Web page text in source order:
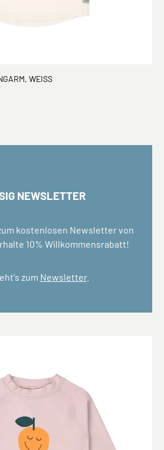
WEISS
NEWSLETTER
kostenlosen Newsletter von
10% Willkommensrabatt!
zum Newsletter.